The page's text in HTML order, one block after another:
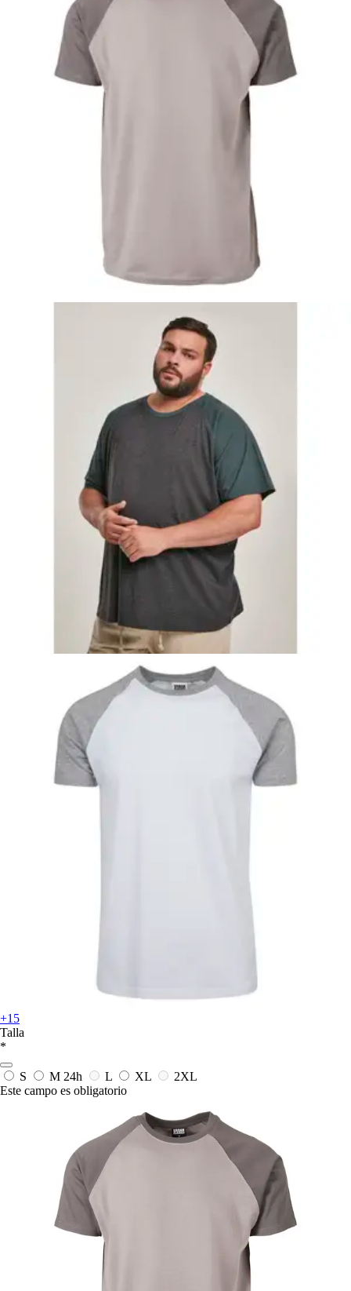
+15
Talla
*
S M 24h L XL
2XL
Este campo es obligatorio